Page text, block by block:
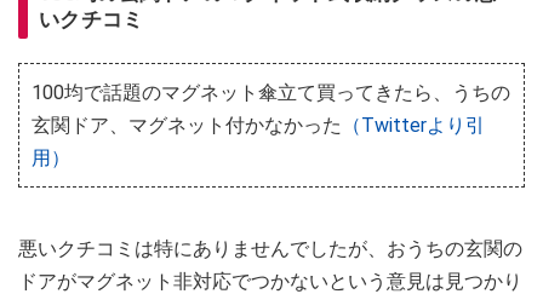
いクチコミ
100均で話題のマグネット傘立て買ってきたら、うちの
玄関ドア、マグネット付かなかった
（Twitterより引
用）
悪いクチコミは特にありませんでしたが、おうちの玄関の
ドアがマグネット非対応でつかないという意見は見つかり